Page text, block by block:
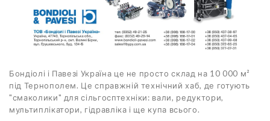
Бондіолі і Павезі Україна це не просто склад на 10 000 м²
під Тернополем. Це справжній технічний хаб, де готують
"смаколики" для сільгосптехніки: вали, редуктори,
мультиплікатори, гідравліка і ще купа всього.